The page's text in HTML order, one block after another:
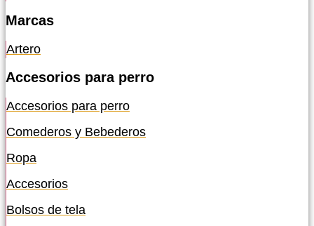
Marcas
Artero
Accesorios para perro
Accesorios para perro
Comederos y Bebederos
Ropa
Accesorios
Bolsos de tela